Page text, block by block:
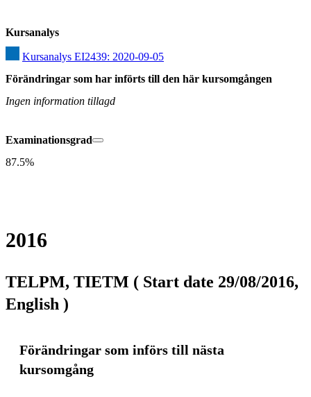
Kursanalys
Kursanalys EI2439: 2020-09-05
Förändringar som har införts till den här kursomgången
Ingen information tillagd
Examinationsgrad
87.5%
2016
TELPM, TIETM ( Start date 29/08/2016,
English )
Förändringar som införs till nästa
kursomgång